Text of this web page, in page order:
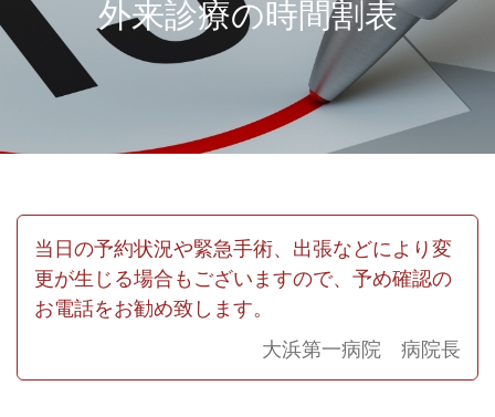
外来診療の時間割表
当日の予約状況や緊急手術、出張などにより変
更が生じる場合もございますので、予め確認の
お電話をお勧め致します。
大浜第一病院 病院長